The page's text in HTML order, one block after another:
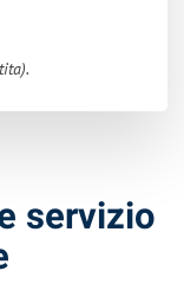
servizio